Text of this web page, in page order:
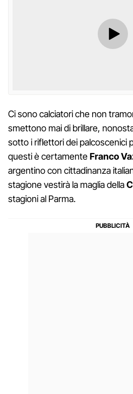
Ci sono calciatori che non
smettono mai di brillare,
sotto i riflettori dei palcoscenici
questi è certamenteFranco
argentino con cittadinanza
stagione vestirà la maglia della
stagioni al Parma.